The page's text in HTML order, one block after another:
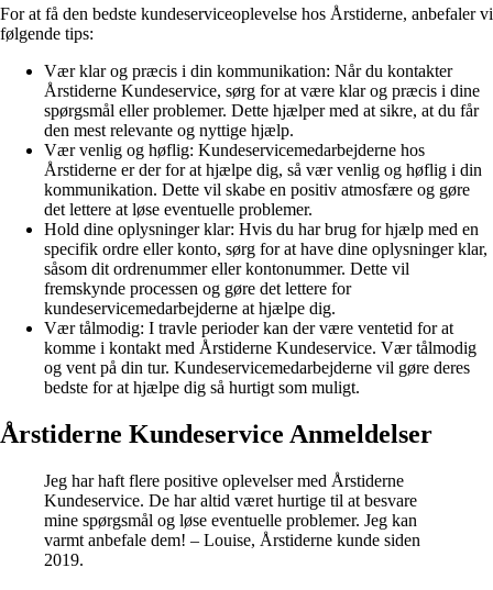
For at få den bedste kundeserviceoplevelse hos Årstiderne, anbefaler vi
følgende tips:
Vær klar og præcis i din kommunikation: Når du kontakter
Årstiderne Kundeservice, sørg for at være klar og præcis i dine
spørgsmål eller problemer. Dette hjælper med at sikre, at du får
den mest relevante og nyttige hjælp.
Vær venlig og høflig: Kundeservicemedarbejderne hos
Årstiderne er der for at hjælpe dig, så vær venlig og høflig i din
kommunikation. Dette vil skabe en positiv atmosfære og gøre
det lettere at løse eventuelle problemer.
Hold dine oplysninger klar: Hvis du har brug for hjælp med en
specifik ordre eller konto, sørg for at have dine oplysninger klar,
såsom dit ordrenummer eller kontonummer. Dette vil
fremskynde processen og gøre det lettere for
kundeservicemedarbejderne at hjælpe dig.
Vær tålmodig: I travle perioder kan der være ventetid for at
komme i kontakt med Årstiderne Kundeservice. Vær tålmodig
og vent på din tur. Kundeservicemedarbejderne vil gøre deres
bedste for at hjælpe dig så hurtigt som muligt.
Årstiderne Kundeservice Anmeldelser
Jeg har haft flere positive oplevelser med Årstiderne
Kundeservice. De har altid været hurtige til at besvare
mine spørgsmål og løse eventuelle problemer. Jeg kan
varmt anbefale dem! – Louise, Årstiderne kunde siden
2019.